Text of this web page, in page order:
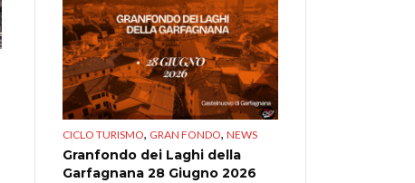
CICLO TURISMO, GRAN FONDO, NEWS
Granfondo dei Laghi della
Garfagnana 28 Giugno 2026